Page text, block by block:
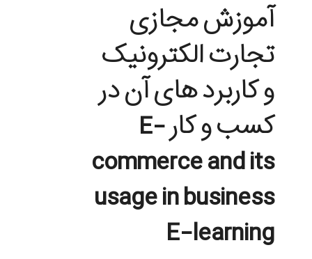
آموزش مجازی
تجارت الکترونیک
و کاربرد های آن در
کسب و کار E-
commerce and its
usage in business
E-learning